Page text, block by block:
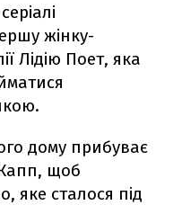
жінку-
Лідію Поет, яка
дому прибуває
щоб
яке сталося під